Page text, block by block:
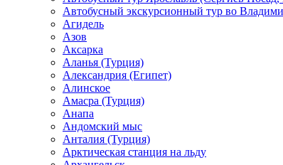
Автобусный экскурсионный тур во
Агидель
Азов
Аксарка
Аланья (Турция)
Александрия (Египет)
Алинское
Амасра (Турция)
Анапа
Андомский мыс
Анталия (Турция)
Арктическая станция на льду